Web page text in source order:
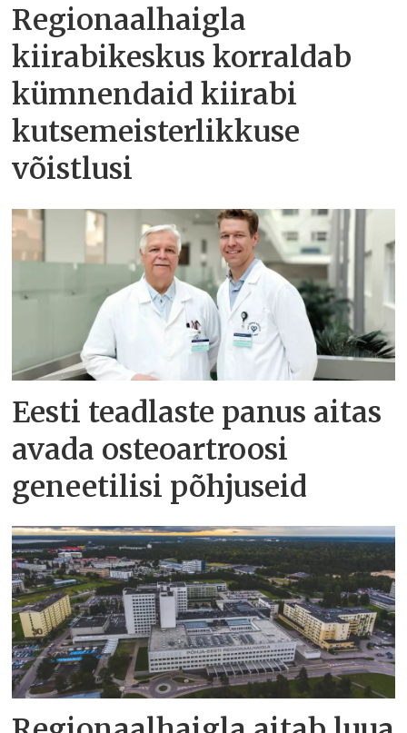
Regionaalhaigla
kiirabikeskus korraldab
kümnendaid kiirabi
kutsemeisterlikkuse
võistlusi
Eesti teadlaste panus aitas
avada osteoartroosi
geneetilisi põhjuseid